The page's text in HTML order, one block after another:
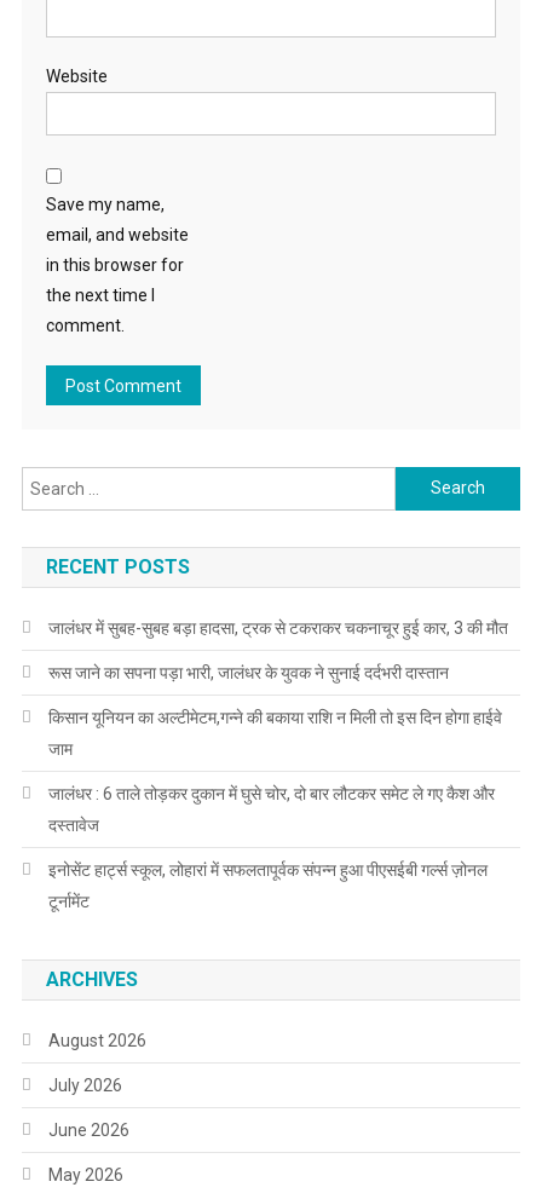
Website
Save my name,
email, and website
in this browser for
the next time I
comment.
Search for:
RECENT POSTS
जालंधर में सुबह-सुबह बड़ा हादसा, ट्रक से टकराकर चकनाचूर हुई कार, 3 की मौत
रूस जाने का सपना पड़ा भारी, जालंधर के युवक ने सुनाई दर्दभरी दास्तान
किसान यूनियन का अल्टीमेटम,गन्ने की बकाया राशि न मिली तो इस दिन होगा हाईवे
जाम
जालंधर : 6 ताले तोड़कर दुकान में घुसे चोर, दो बार लौटकर समेट ले गए कैश और
दस्तावेज
इनोसेंट हार्ट्स स्कूल, लोहारां में सफलतापूर्वक संपन्न हुआ पीएसईबी गर्ल्स ज़ोनल
टूर्नामेंट
ARCHIVES
August 2026
July 2026
June 2026
May 2026